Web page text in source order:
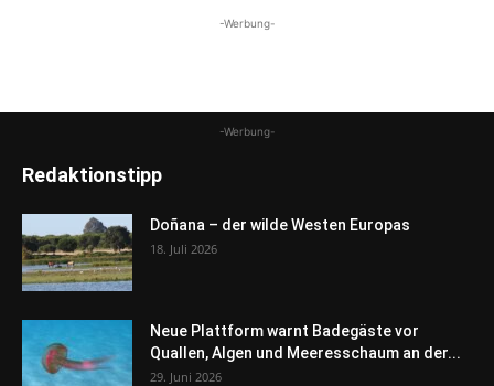
-Werbung-
-Werbung-
Redaktionstipp
Doñana – der wilde Westen Europas
18. Juli 2026
Neue Plattform warnt Badegäste vor
Quallen, Algen und Meeresschaum an der...
29. Juni 2026